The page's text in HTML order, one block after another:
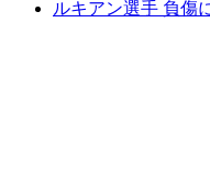
ルキアン選手 負傷